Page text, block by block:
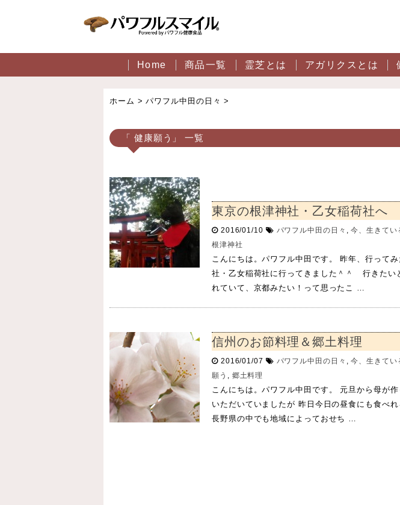
Home 商品一覧 霊芝とは アガリクスとは
ホーム >パワフル中田の日々 >
「 健康願う」 一覧
東京の根津神社・乙女稲荷社へ
2016/01/10 パワフル中田の日々 ,今、生きてい
根津神社
こんにちは。パワフル中田です。 昨年、行って
社・乙女稲荷社に行ってきました＾＾ 行きたい
れていて、京都みたい！って思ったこ …
信州のお節料理＆郷土料理
2016/01/07 パワフル中田の日々 ,今、生きてい
願う
郷土料理
こんにちは。パワフル中田です。 元旦から母が
いただいていましたが 昨日今日の昼食にも食べ
長野県の中でも地域によっておせち …